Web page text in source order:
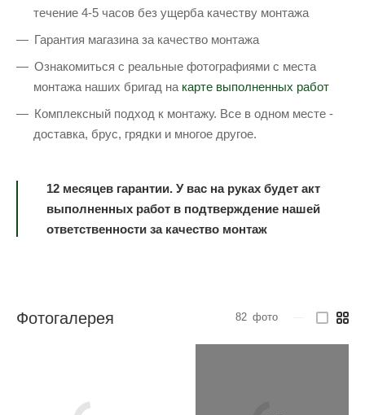
течение 4-5 часов без ущерба качеству монтажа
Гарантия магазина за качество монтажа
Ознакомиться с реальные фотографиями с места
монтажа наших бригад на карте выполненных работ
Комплексный подход к монтажу. Все в одном месте -
доставка, брус, грядки и многое другое.
12 месяцев гарантии. У вас на руках будет акт
выполненных работ в подтверждение нашей
ответственности за качество монтаж
Фотогалерея 82 фото